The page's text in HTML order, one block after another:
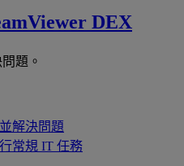
DEX
題。
解決問題
常規 IT 任務